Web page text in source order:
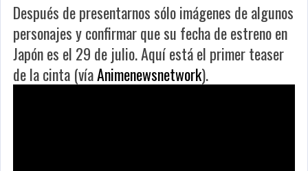
Después de presentarnos sólo imágenes de algunos
personajes y confirmar que su fecha de estreno en
Japón es el 29 de julio. Aquí está el primer teaser
de la cinta (víaAnimenewsnetwork).